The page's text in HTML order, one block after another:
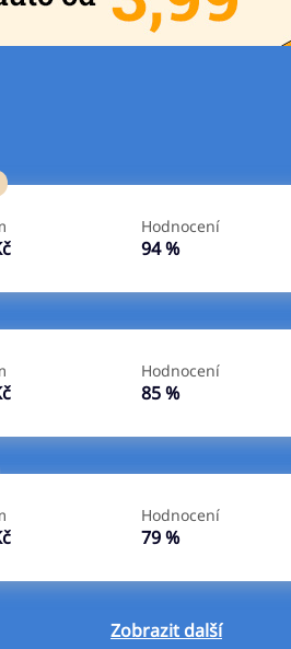
Hodnocení
94 %
Hodnocení
85 %
Hodnocení
79 %
Zobrazit další